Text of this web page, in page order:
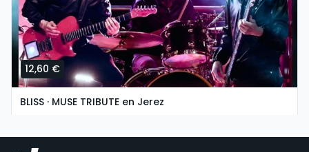
12,60 €
BLISS · MUSE TRIBUTE en Jerez